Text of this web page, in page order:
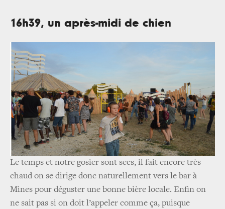
16h39, un après-midi de chien
Le temps et notre gosier sont secs, il fait encore très
chaud on se dirige donc naturellement vers le bar à
Mines pour déguster une bonne bière locale. Enfin on
ne sait pas si on doit l’appeler comme ça, puisque